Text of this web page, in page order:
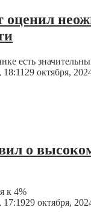
оценил
есть
18:11 29 октября,
о
к 4%
17:1929 октября,